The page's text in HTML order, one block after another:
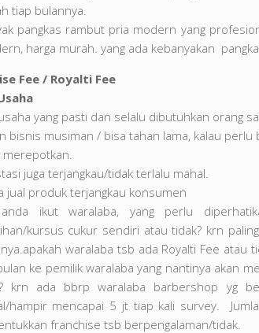
tiap bulannya.
pangkas rambut pria modern yang
harga murah. yang ada kebanyakan
Fee / Royalti Fee
yang pasti dan selalu dibutuhkan orang
bisnis musiman / bisa tahan lama, kalau perlu
merepotkan.
juga terjangkau/tidak terlalu mahal.
jual produk terjangkau konsumen
ikut waralaba, yang perlu
kursus cukur sendiri atau tidak? krn
nya.apakah waralaba tsb ada Royalti Fee
ke pemilik waralaba yang nantinya akan
krn ada bbrp waralaba barbershop yg
hampir mencapai 5 jt tiap kali survey.
franchise tsb berpengalaman/tidak.